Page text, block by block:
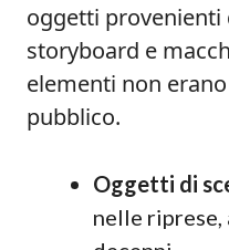
oggetti provenienti
storyboard e
elementi non
pubblico.
Oggetti di
nelle